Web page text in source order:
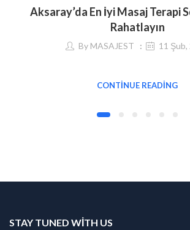
Aksaray’da En İyi Masaj Terapi
Rahatlayın
By MASAJEST 11 Şub,
CONTINUE READING
STAY TUNED WITH US